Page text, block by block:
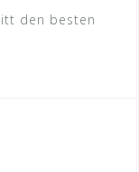
den besten